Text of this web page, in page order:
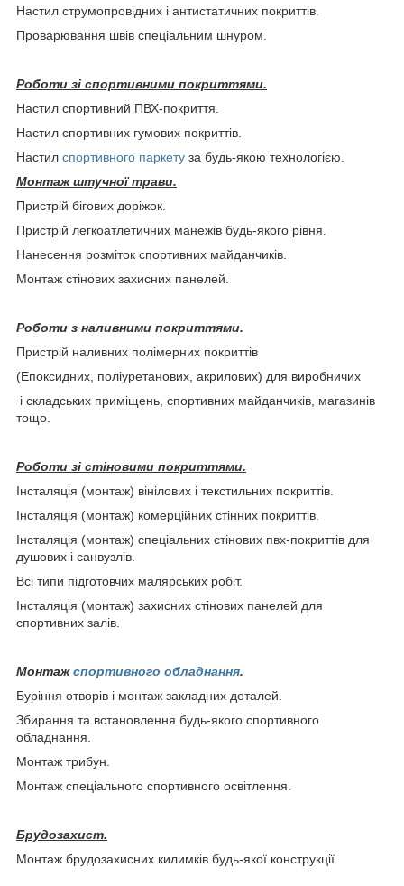
Настил струмопровідних і антистатичних покриттів.
Проварювання швів спеціальним шнуром.
Роботи зі спортивними покриттями.
Настил спортивний ПВХ-покриття.
Настил спортивних гумових покриттів.
Настил спортивного паркету за будь-якою технологією.
Монтаж штучної трави.
Пристрій бігових доріжок.
Пристрій легкоатлетичних манежів будь-якого рівня.
Нанесення розміток спортивних майданчиків.
Монтаж стінових захисних панелей.
Роботи з наливними покриттями.
Пристрій наливних полімерних покриттів
(Епоксидних, поліуретанових, акрилових) для виробничих
і складських приміщень, спортивних майданчиків, магазинів
тощо.
Роботи зі стіновими покриттями.
Інсталяція (монтаж) вінілових і текстильних покриттів.
Інсталяція (монтаж) комерційних стінних покриттів.
Інсталяція (монтаж) спеціальних стінових пвх-покриттів для
душових і санвузлів.
Всі типи підготовчих малярських робіт.
Інсталяція (монтаж) захисних стінових панелей для
спортивних залів.
Монтажспортивного обладнання.
Буріння отворів і монтаж закладних деталей.
Збирання та встановлення будь-якого спортивного
обладнання.
Монтаж трибун.
Монтаж спеціального спортивного освітлення.
Брудозахист.
Монтаж брудозахисних килимків будь-якої конструкції.